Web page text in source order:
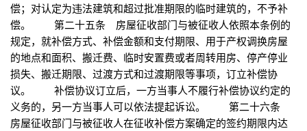
偿；对认定为违法建筑和超过批准期限的临时建筑的，不予补
偿。 第二十五条 房屋征收部门与被征收人依照本条例的
规定，就补偿方式、补偿金额和支付期限、用于产权调换房屋
的地点和面积、搬迁费、临时安置费或者周转用房、停产停业
损失、搬迁期限、过渡方式和过渡期限等事项，订立补偿协
议。 补偿协议订立后，一方当事人不履行补偿协议约定的
义务的，另一方当事人可以依法提起诉讼。 第二十六条
房屋征收部门与被征收人在征收补偿方案确定的签约期限内达